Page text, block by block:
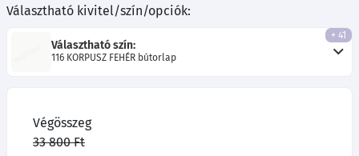
Választható kivitel/szín/opciók:
Választható szín:
116 KORPUSZ FEHÉR bútorlap
+ 41
Végösszeg
33 800 Ft